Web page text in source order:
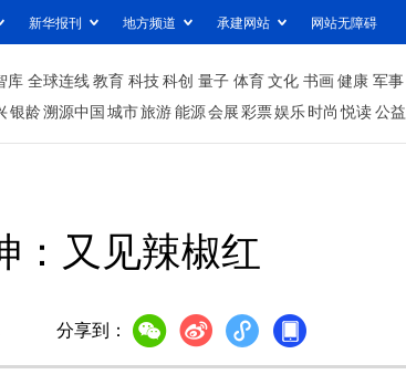
新华报刊 地方频道 承建网站 网站无障碍
库 全球连线教育 科技科创 量子 体育文化 书画健康 军事
银龄溯源中国城市旅游能源会展彩票娱乐时尚 悦读公益
：又见辣椒红
分享到：